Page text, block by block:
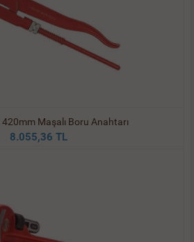
Maşalı Boru Anahtarı
8.055,36 TL